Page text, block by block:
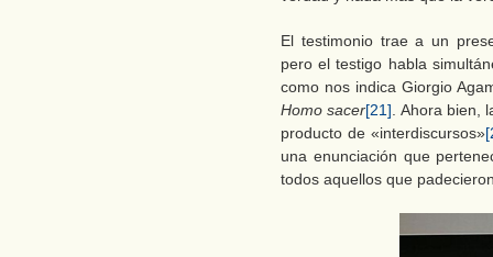
El testimonio trae a un
pero el testigo habla
como nos indica Giorgio
Homo sacer[21] . Ahora bien,
producto de «interdiscursos»
una enunciación que
todos aquellos que